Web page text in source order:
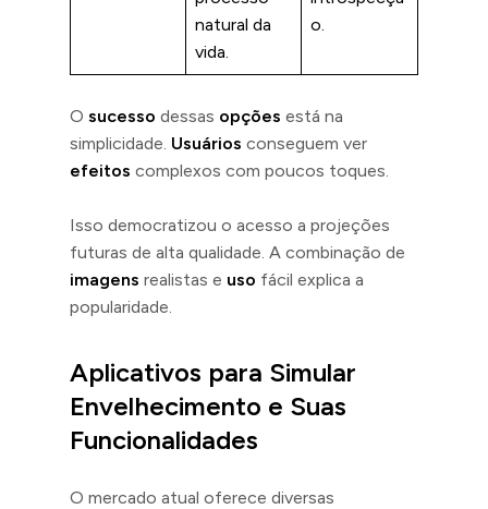
natural da
vida.
o.
O sucesso dessas opções está na
simplicidade. Usuários conseguem ver
efeitos complexos com poucos toques.
Isso democratizou o acesso a projeções
futuras de alta qualidade. A combinação de
imagens realistas e uso fácil explica a
popularidade.
Aplicativos para Simular
Envelhecimento e Suas
Funcionalidades
O mercado atual oferece diversas